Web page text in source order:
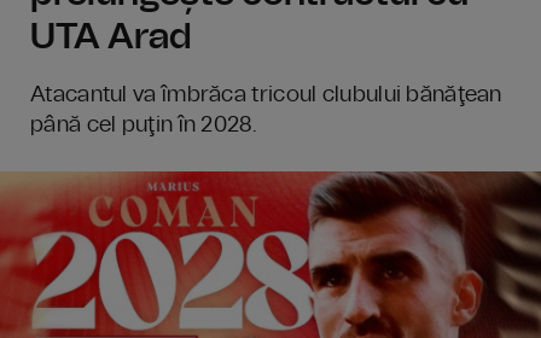
UTA Arad
Atacantul va îmbrăca tricoul clubului bănăţean
până cel puţin în 2028.